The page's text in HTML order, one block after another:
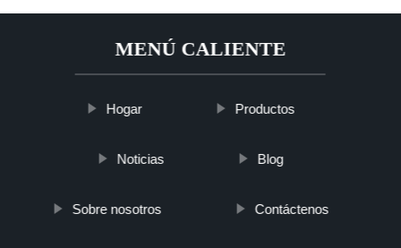
MENÚ CALIENTE
Hogar Productos
Noticias Blog
Sobre nosotros Contáctenos